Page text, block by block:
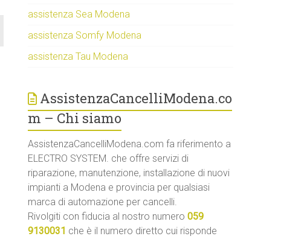
assistenza Sea Modena
assistenza Somfy Modena
assistenza Tau Modena
AssistenzaCancelliModena.co
m – Chi siamo
AssistenzaCancelliModena.com fa riferimento a
ELECTRO SYSTEM. che offre servizi di
riparazione, manutenzione, installazione di nuovi
impianti a Modena e provincia per qualsiasi
marca di automazione per cancelli.
Rivolgiti con fiducia al nostro numero059
9130031 che è il numero diretto cui risponde